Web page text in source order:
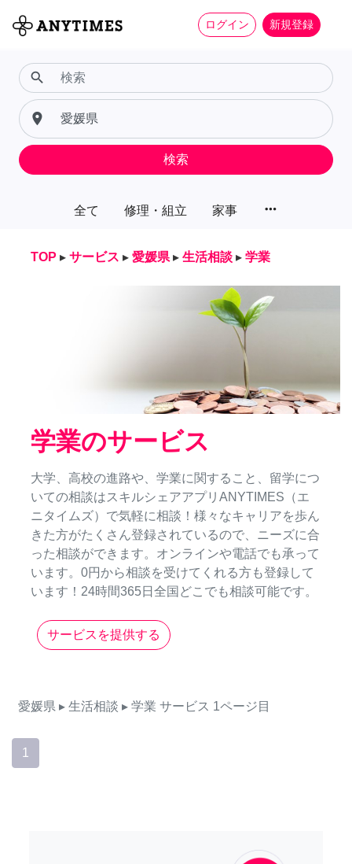
ログイン 新規登録
全て 修理・組立 家事 more_horiz
search
place
検索
TOP ▸ サービス ▸ 愛媛県 ▸ 生活相談 ▸ 学業
学業のサービス
大学、高校の進路や、学業に関すること、留学につ
いての相談はスキルシェアアプリANYTIMES（エ
ニタイムズ）で気軽に相談！様々なキャリアを歩ん
きた方がたくさん登録されているので、ニーズに合
った相談ができます。オンラインや電話でも承って
います。0円から相談を受けてくれる方も登録して
います！24時間365日全国どこでも相談可能です。
サービスを提供する
愛媛県 ▸ 生活相談 ▸ 学業 サービス 1ページ目
1